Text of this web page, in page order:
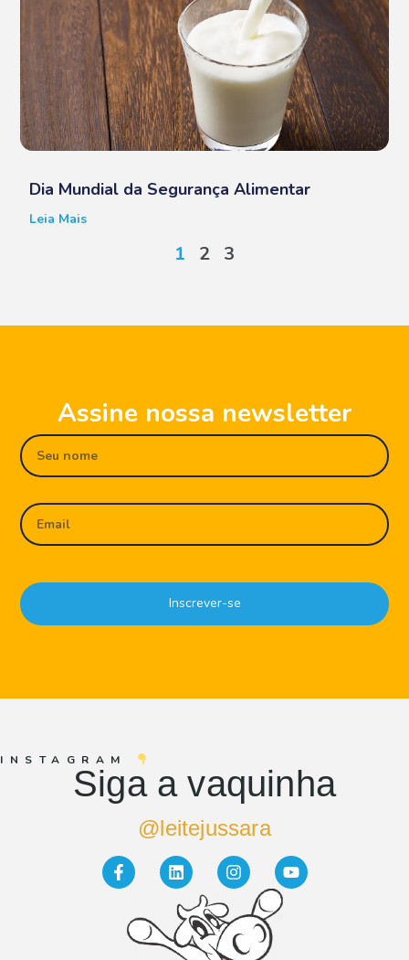
Dia Mundial da Segurança Alimentar
Leia Mais
1 2 3
Assine nossa newsletter
Inscrever-se
INSTAGRAM
Siga a vaquinha
@leitejussara